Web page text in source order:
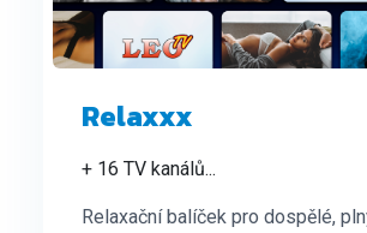
Relaxxx
+ 16 TV kanálů...
Relaxační balíček pro dospělé,